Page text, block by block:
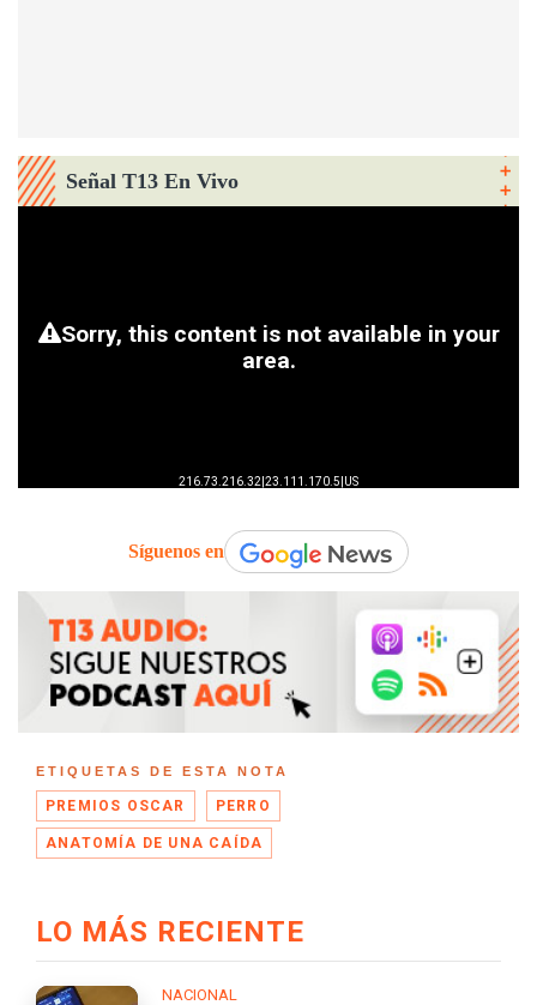
Señal T13 En Vivo
Síguenos en
ETIQUETAS DE ESTA NOTA
PREMIOS OSCAR PERRO
ANATOMÍA DE UNA CAÍDA
LO MÁS RECIENTE
NACIONAL